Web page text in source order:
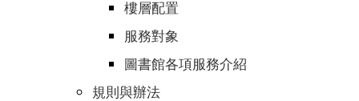
樓層配置
服務對象
圖書館各項服務介紹
規則與辦法